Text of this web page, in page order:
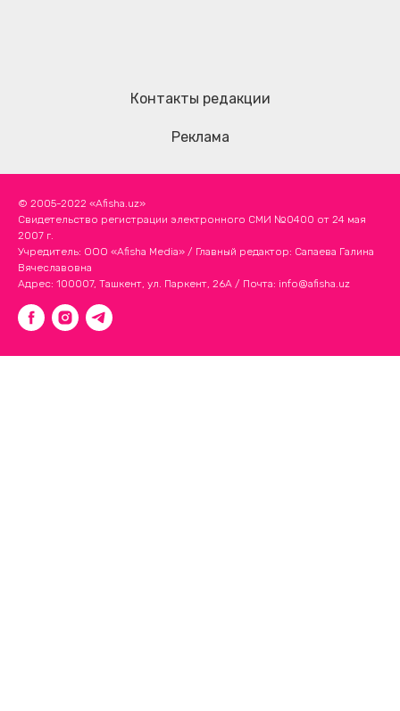
Контакты редакции
Реклама
© 2005-2022 «Afisha.uz»
Свидетельство регистрации электронного СМИ №0400 от 24 мая
2007 г.
Учредитель: ООО «Afisha Media» / Главный редактор: Сапаева Галина
Вячеславовна
Адрес: 100007, Ташкент, ул. Паркент, 26А / Почта: info@afisha.uz